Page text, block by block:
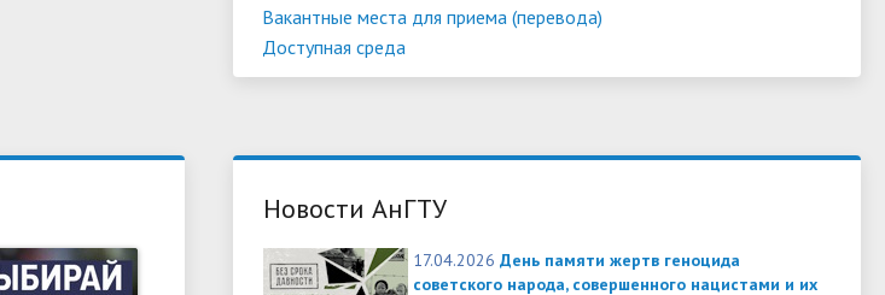
Вакантные места для приема (перевода)
Доступная среда
Новости АнГТУ
17.04.2026 День памяти жертв геноцида
советского народа, совершенного нацистами и их